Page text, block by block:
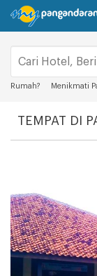
Rumah? Menikmati
TEMPAT DI